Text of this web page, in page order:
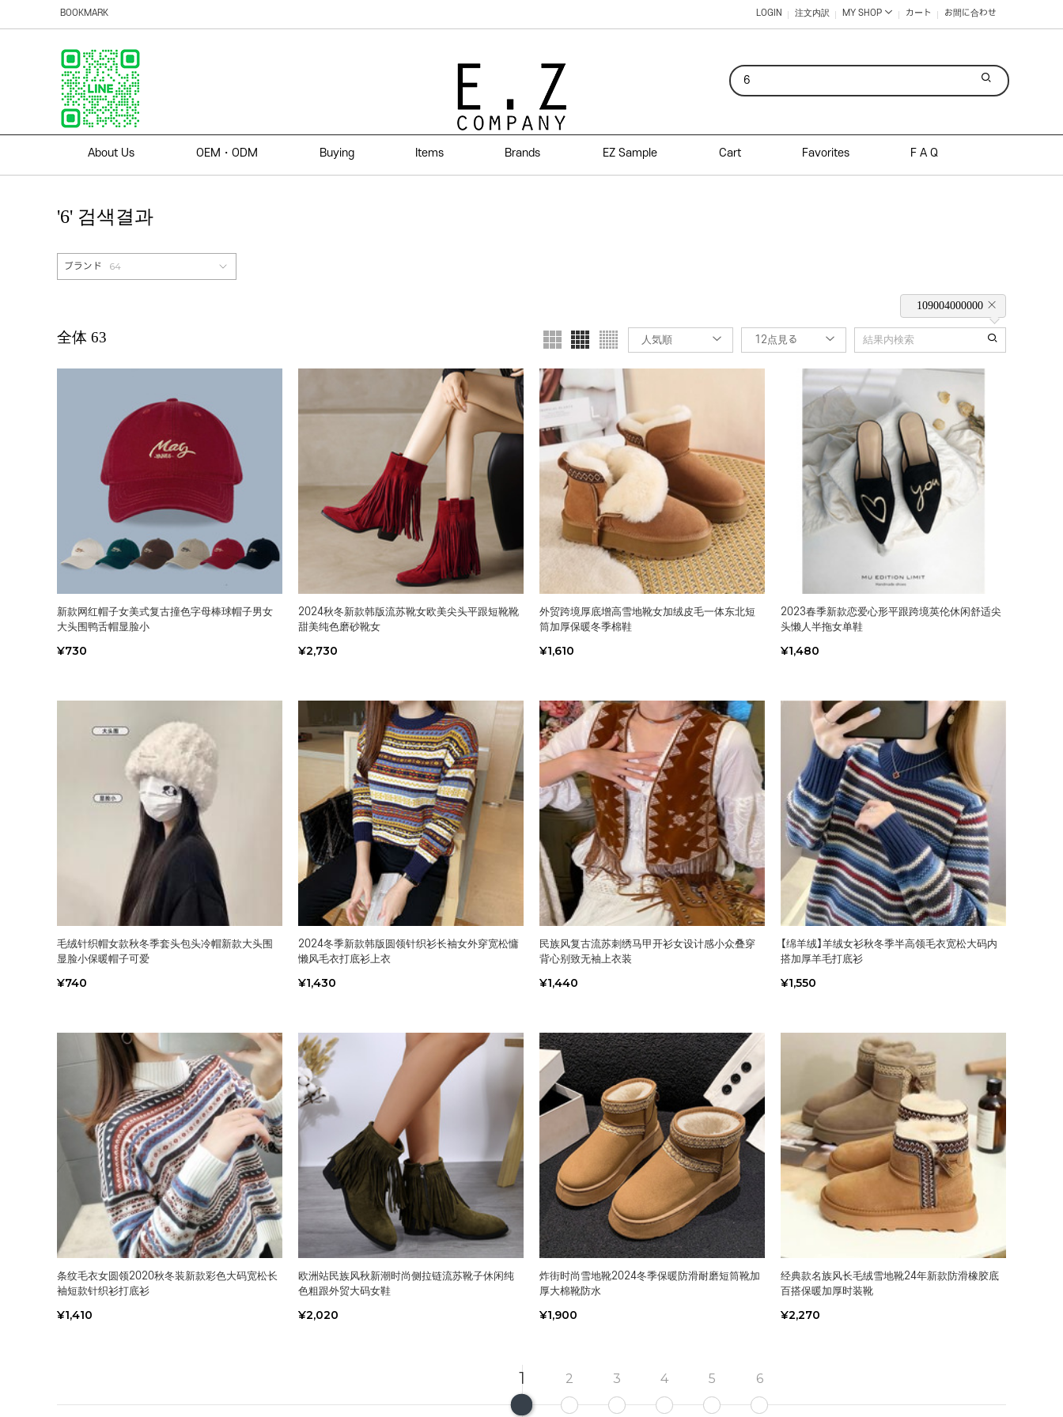
BOOKMARK LOGIN 注文内訳 MY SHOP カート お間に合わせ
About Us OEM・ODM Buying Items Brands EZ Sample Cart Favorites F A Q
'6' 검색결과
ブランド 64
全体 63 人気順 12点見る
109004000000
新款网红帽子女美式复古撞色字母棒球帽子男女
大头围鸭舌帽显脸小
¥730
2024秋冬新款韩版流苏靴女欧美尖头平跟短靴靴
甜美纯色磨砂靴女
¥2,730
外贸跨境厚底增高雪地靴女加绒皮毛一体东北短
筒加厚保暖冬季棉鞋
¥1,610
2023春季新款恋爱心形平跟跨境英伦休闲舒适尖
头懒人半拖女单鞋
¥1,480
毛绒针织帽女款秋冬季套头包头冷帽新款大头围
显脸小保暖帽子可爱
¥740
2024冬季新款韩版圆领针织衫长袖女外穿宽松慵
懒风毛衣打底衫上衣
¥1,430
民族风复古流苏刺绣马甲开衫女设计感小众叠穿
背心别致无袖上衣装
¥1,440
【绵羊绒】羊绒女衫秋冬季半高领毛衣宽松大码内
搭加厚羊毛打底衫
¥1,550
条纹毛衣女圆领2020秋冬装新款彩色大码宽松长
袖短款针织衫打底衫
¥1,410
欧洲站民族风秋新潮时尚侧拉链流苏靴子休闲纯
色粗跟外贸大码女鞋
¥2,020
炸街时尚雪地靴2024冬季保暖防滑耐磨短筒靴加
厚大棉靴防水
¥1,900
经典款名族风长毛绒雪地靴24年新款防滑橡胶底
百搭保暖加厚时装靴
¥2,270
1 2 3 4 5 6